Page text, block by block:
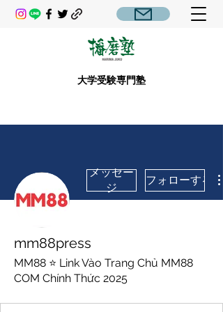
大学受験専門塾
メッセー
ジ
フォローする
mm88press
MM88 ⭐ Link Vào Trang Chủ MM88
COM Chính Thức 2025